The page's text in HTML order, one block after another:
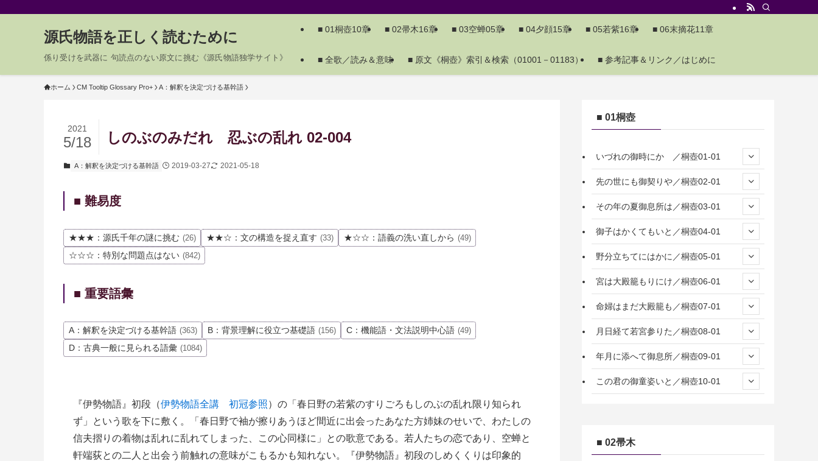
源氏物語を正しく読むために
係り受けを武器に 句読点のない原文に挑む《源氏物語独学サイト》
■ 01桐壺10章 ■ 02帚木16章 ■ 03空蝉05章 ■ 04夕顔15章 ■ 05若紫16章 ■ 06末摘花11章
■ 全歌／読み＆意味 ■ 原文《桐壺》索引＆検索（01001－01183） ■ 参考記事＆リンク／はじめに
ホーム CM Tooltip Glossary Pro+ A：解釈を決定づける基幹語
しのぶのみだれ 忍ぶの乱れ 02-004
2021
5/18
A：解釈を決定づける基幹語 2019-03-27 2021-05-18
■ 難易度
★★★：源氏千年の謎に挑む (26) ★★☆：文の構造を捉え直す (33) ★☆☆：語義の洗い直しから (49)
☆☆☆：特別な問題点はない (842)
■ 重要語彙
A：解釈を決定づける基幹語 (363) B：背景理解に役立つ基礎語 (156) C：機能語・文法説明中心語 (49)
D：古典一般に見られる語彙 (1084)
『伊勢物語』初段（伊勢物語全講 初冠参照）の「春日野の若紫のすりごろもしのぶの乱れ限り知られ
ず」という歌を下に敷く。「春日野で袖が擦りあうほど間近に出会ったあなた方姉妹のせいで、わたしの
信夫摺りの着物は乱れに乱れてしまった、この心同様に」との歌意である。若人たちの恋であり、空蝉と
軒端荻との二人と出会う前触れの意味がこもるかも知れない。『伊勢物語』初段のしめくくりは印象的
■ 01桐壺
いづれの御時にか ／桐壺01-01
先の世にも御契りや／桐壺02-01
その年の夏御息所は／桐壺03-01
御子はかくてもいと／桐壺04-01
野分立ちてにはかに／桐壺05-01
宮は大殿籠もりにけ／桐壺06-01
命婦はまだ大殿籠も／桐壺07-01
月日経て若宮参りた／桐壺08-01
年月に添へて御息所／桐壺09-01
この君の御童姿いと／桐壺10-01
■ 02帚木